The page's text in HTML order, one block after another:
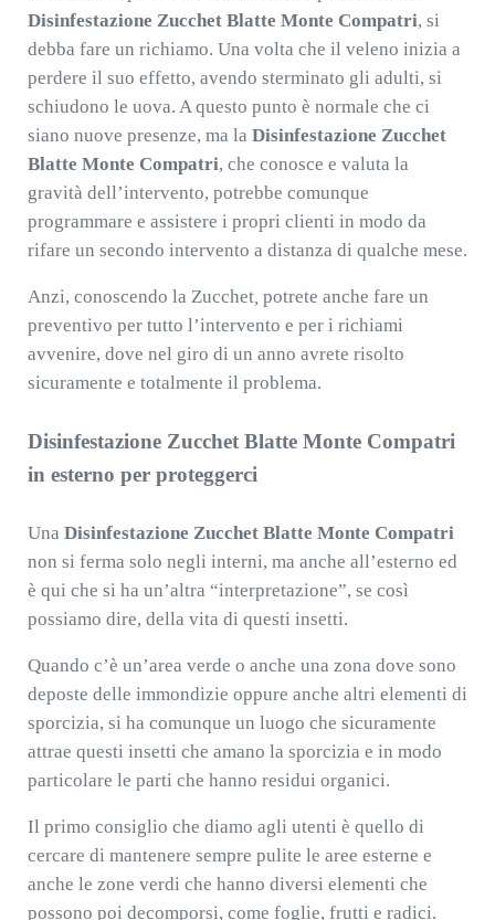
Disinfestazione Zucchet Blatte Monte Compatri, si
debba fare un richiamo. Una volta che il veleno inizia a
perdere il suo effetto, avendo sterminato gli adulti, si
schiudono le uova. A questo punto è normale che ci
siano nuove presenze, ma la Disinfestazione Zucchet
Blatte Monte Compatri, che conosce e valuta la
gravità dell’intervento, potrebbe comunque
programmare e assistere i propri clienti in modo da
rifare un secondo intervento a distanza di qualche mese.
Anzi, conoscendo la Zucchet, potrete anche fare un
preventivo per tutto l’intervento e per i richiami
avvenire, dove nel giro di un anno avrete risolto
sicuramente e totalmente il problema.
Disinfestazione Zucchet Blatte Monte Compatri
in esterno per proteggerci
Una Disinfestazione Zucchet Blatte Monte Compatri
non si ferma solo negli interni, ma anche all’esterno ed
è qui che si ha un’altra “interpretazione”, se così
possiamo dire, della vita di questi insetti.
Quando c’è un’area verde o anche una zona dove sono
deposte delle immondizie oppure anche altri elementi di
sporcizia, si ha comunque un luogo che sicuramente
attrae questi insetti che amano la sporcizia e in modo
particolare le parti che hanno residui organici.
Il primo consiglio che diamo agli utenti è quello di
cercare di mantenere sempre pulite le aree esterne e
anche le zone verdi che hanno diversi elementi che
possono poi decomporsi, come foglie, frutti e radici.